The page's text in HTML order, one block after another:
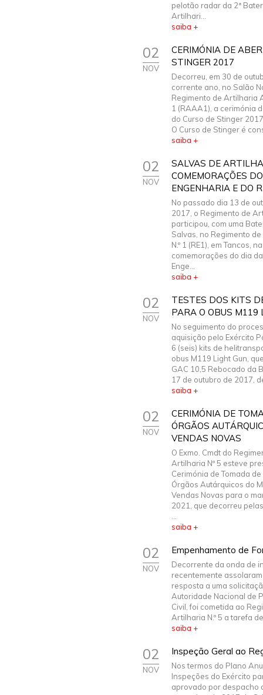
pelotão radar da 2ª
Artilhari...
saiba +
02
NOV
CERIMÓNIA DE
STINGER 2017
Decorreu, em 30 de
corrente ano, no Salão
Regimento de Artilharia
1 (RAAA1), a cerimónia
do Curso de Stinger
O Curso de Stinger é
saiba +
02
NOV
SALVAS DE
COMEMORAÇÕES
ENGENHARIA E DO
No passado dia 13 de
2017, o Regimento de
participou, com uma
Salvas, no Regimento
N.º 1 (RE1), em Tancos,
comemorações do dia
Enge...
saiba +
02
NOV
TESTES DOS KITS
PARA O OBUS M119
No seguimento do
aquisição pelo Exército
6 (seis) kits de
obus M119 Light Gun,
GAC 10,5 Rebocado da
17 de outubro de 2017,
saiba +
02
NOV
CERIMÓNIA DE
ÓRGÃOS
VENDAS NOVAS
O Exmo. Cmdt do
Artilharia Nº 5 esteve
Cerimónia de Tomada
Órgãos Autárquicos do
Vendas Novas para o
2021, que decorreu
saiba +
02
NOV
Empenhamento de
Decorrente da onda de
recentemente
resposta a uma
Autoridade Nacional de
Civil, foi cometida ao
Artilharia N.º 5 a tarefa
saiba +
02
NOV
Inspeção Geral ao
Nos termos do Plano
Inspeções do Exército
aprovado por despacho